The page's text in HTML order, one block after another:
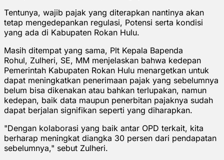
Tentunya, wajib pajak yang diterapkan nantinya akan
tetap mengedepankan regulasi, Potensi serta kondisi
yang ada di Kabupaten Rokan Hulu.
Masih ditempat yang sama, Plt Kepala Bapenda
Rohul, Zulheri, SE, MM menjelaskan bahwa kedepan
Pemerintah Kabupaten Rokan Hulu menargetkan untuk
dapat meningkatkan penerimaan pajak yang sebelumnya
belum bisa dikenakan atau bahkan terlupakan, namun
kedepan, baik data maupun penerbitan pajaknya sudah
dapat berjalan signifikan seperti yang diharapkan.
"Dengan kolaborasi yang baik antar OPD terkait, kita
berharap meningkat diangka 30 persen dari pendapatan
sebelumnya," sebut Zulheri.